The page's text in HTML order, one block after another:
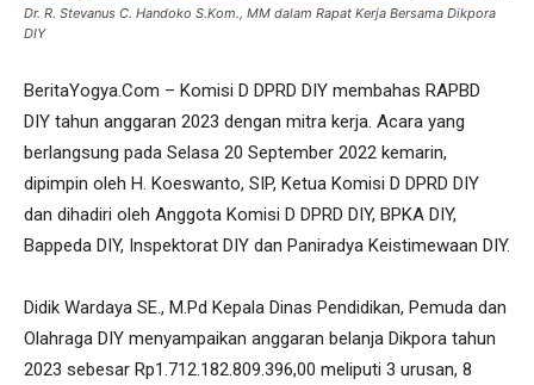
Dr. R. Stevanus C. Handoko S.Kom., MM dalam Rapat Kerja Bersama Dikpora
DIY
BeritaYogya.Com – Komisi D DPRD DIY membahas RAPBD
DIY tahun anggaran 2023 dengan mitra kerja. Acara yang
berlangsung pada Selasa 20 September 2022 kemarin,
dipimpin oleh H. Koeswanto, SIP, Ketua Komisi D DPRD DIY
dan dihadiri oleh Anggota Komisi D DPRD DIY, BPKA DIY,
Bappeda DIY, Inspektorat DIY dan Paniradya Keistimewaan DIY.
Didik Wardaya SE., M.Pd Kepala Dinas Pendidikan, Pemuda dan
Olahraga DIY menyampaikan anggaran belanja Dikpora tahun
2023 sebesar Rp1.712.182.809.396,00 meliputi 3 urusan, 8